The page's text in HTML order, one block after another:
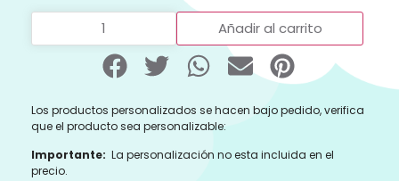
Añadir al carrito
Los productos personalizados se hacen bajo pedido, verifica
que el producto sea personalizable:
Importante: La personalización no esta incluida en el
precio.